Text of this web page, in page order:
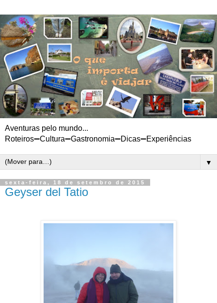
Aventuras pelo mundo...
Roteiros➖Cultura➖Gastronomia➖Dicas➖Experiências
▼
sexta-feira, 18 de setembro de 2015
Geyser del Tatio